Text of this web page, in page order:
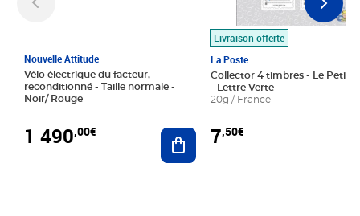
Nouvelle Attitude
Vélo électrique du facteur,
reconditionné - Taille normale -
Noir/ Rouge
1 490,00€ Ajouter au panier
Livraison offerte
La Poste
Collector 4 timbres - Le Petit
- Lettre Verte
20g / France
7,50€